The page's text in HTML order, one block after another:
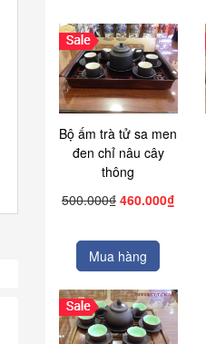
Bộ ấm trà tử sa men
đen chỉ nâu cây
thông
500.000₫ 460.000₫
Mua hàng